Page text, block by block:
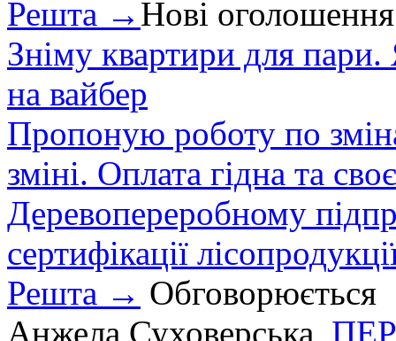
Решта → Нові оголошення
Зніму квартири для
на вайбер
Пропоную роботу по
зміні. Оплата гідна та
Деревопереробному
сертифікації
Решта → Обговорюється
Анжела Суховерська